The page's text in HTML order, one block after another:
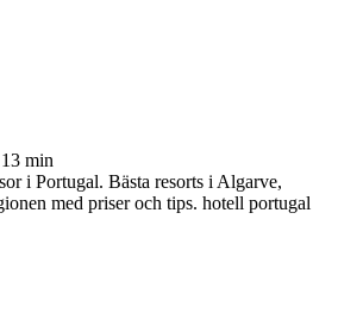
13 min
i Portugal. Bästa resorts i Algarve,
med priser och tips. hotell portugal